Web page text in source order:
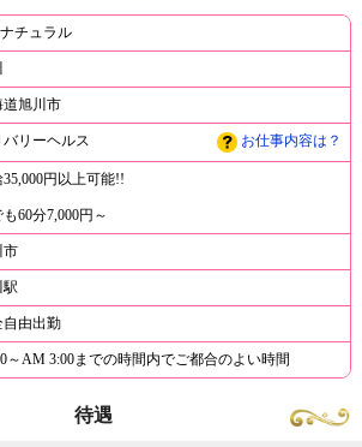
チュラル
道旭川市
バリーヘルス お仕事内容は？
35,000円以上可能!!
60分7,000円～
市
駅
自由出勤
～AM 3:00までの時間内でご都合のよい時間
待遇